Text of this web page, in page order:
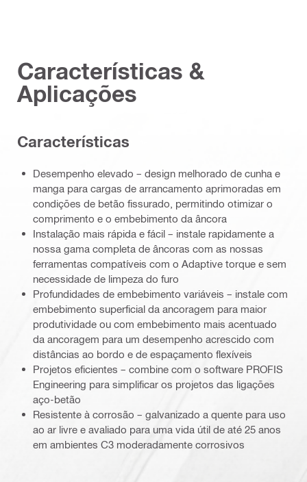
Características &
Aplicações
Características
Desempenho elevado – design melhorado de cunha e
manga para cargas de arrancamento aprimoradas em
condições de betão fissurado, permitindo otimizar o
comprimento e o embebimento da âncora
Instalação mais rápida e fácil – instale rapidamente a
nossa gama completa de âncoras com as nossas
ferramentas compatíveis com o Adaptive torque e sem
necessidade de limpeza do furo
Profundidades de embebimento variáveis – instale com
embebimento superficial da ancoragem para maior
produtividade ou com embebimento mais acentuado
da ancoragem para um desempenho acrescido com
distâncias ao bordo e de espaçamento flexíveis
Projetos eficientes – combine com o software PROFIS
Engineering para simplificar os projetos das ligações
aço-betão
Resistente à corrosão – galvanizado a quente para uso
ao ar livre e avaliado para uma vida útil de até 25 anos
em ambientes C3 moderadamente corrosivos